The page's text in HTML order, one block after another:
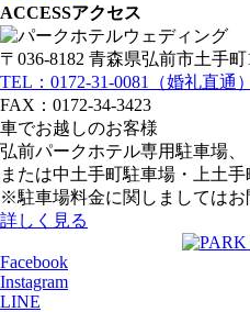
ACCESSアクセス
〒036-8182 青森県弘前市土手町
TEL：0172-31-0081（婚礼直通）
FAX：0172-34-3423
車でお越しのお客様
弘前パークホテル専用駐車場、
または中土手町駐車場・上土
※駐車場料金に関しましてはお
詳しく見る
Facebook
Instagram
LINE